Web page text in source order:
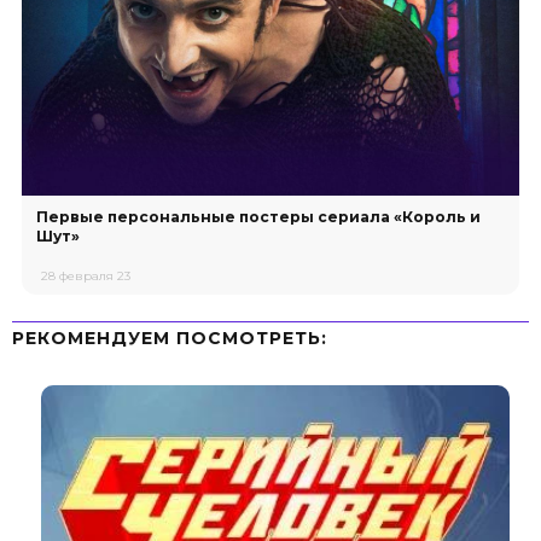
Первые персональные постеры сериала «Король и
Шут»
28 февраля 23
РЕКОМЕНДУЕМ ПОСМОТРЕТЬ: